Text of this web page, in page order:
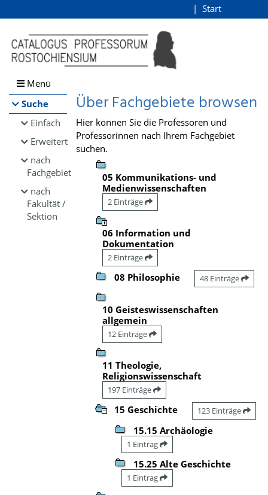
Browsen
direkt zum Inhalt
Start
Menü
Suche
Einfach
Erweitert
nach
Fachgebiet
nach
Fakultät /
Sektion
Über Fachgebiete browsen
Hier können Sie die Professoren und
Professorinnen nach Ihrem Fachgebiet
suchen.
05 Kommunikations- und
Medienwissenschaften
2 Einträge
06 Information und
Dokumentation
2 Einträge
08 Philosophie 48 Einträge
10 Geisteswissenschaften
allgemein
12 Einträge
11 Theologie,
Religionswissenschaft
197 Einträge
15 Geschichte 123 Einträge
15.15 Archäologie
1 Eintrag
15.25 Alte Geschichte
1 Eintrag